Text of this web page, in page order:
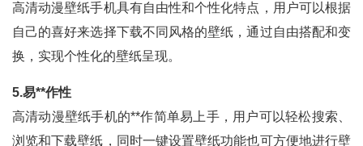
高清动漫壁纸手机具有自由性和个性化特点，用户可以根据
自己的喜好来选择下载不同风格的壁纸，通过自由搭配和变
换，实现个性化的壁纸呈现。
5.易**作性
高清动漫壁纸手机的**作简单易上手，用户可以轻松搜索、
浏览和下载壁纸，同时一键设置壁纸功能也可方便地进行壁